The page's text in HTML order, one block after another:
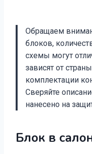
Обращаем
блоков,
схемы могут
зависят от
комплектации
Сверяйте
нанесено на
Блок в